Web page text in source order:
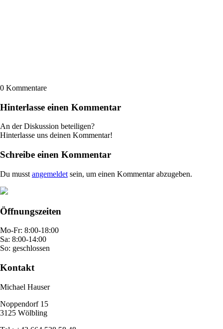
0 Kommentare
Hinterlasse einen Kommentar
An der Diskussion beteiligen?
Hinterlasse uns deinen Kommentar!
Schreibe einen Kommentar
Du musst angemeldet sein, um einen Kommentar abzugeben.
Öffnungszeiten
Mo-Fr: 8:00-18:00
Sa: 8:00-14:00
So: geschlossen
Kontakt
Michael Hauser
Noppendorf 15
3125 Wölbling